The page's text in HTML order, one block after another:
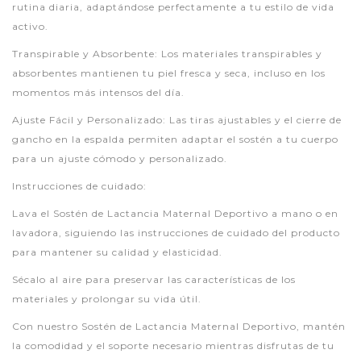
rutina diaria, adaptándose perfectamente a tu estilo de vida
activo.
Transpirable y Absorbente: Los materiales transpirables y
absorbentes mantienen tu piel fresca y seca, incluso en los
momentos más intensos del día.
Ajuste Fácil y Personalizado: Las tiras ajustables y el cierre de
gancho en la espalda permiten adaptar el sostén a tu cuerpo
para un ajuste cómodo y personalizado.
Instrucciones de cuidado:
Lava el Sostén de Lactancia Maternal Deportivo a mano o en
lavadora, siguiendo las instrucciones de cuidado del producto
para mantener su calidad y elasticidad.
Sécalo al aire para preservar las características de los
materiales y prolongar su vida útil.
Con nuestro Sostén de Lactancia Maternal Deportivo, mantén
la comodidad y el soporte necesario mientras disfrutas de tu